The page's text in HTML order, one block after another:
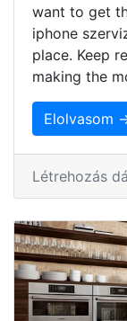
want to get
iphone
place. Keep
making the
Elolvasom
Létrehozás